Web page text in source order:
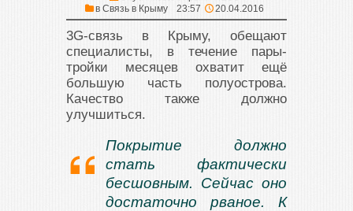
в Связь в Крыму 23:57 20.04.2016
3G-связь в Крыму, обещают
специалисты, в течение пары-
тройки месяцев охватит ещё
большую часть полуострова.
Качество также должно
улучшиться.
Покрытие должно
стать фактически
бесшовным. Сейчас оно
достаточно рваное. К